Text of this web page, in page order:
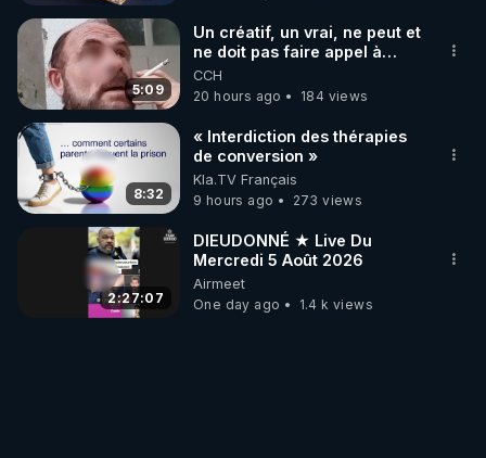
5:09
Un créatif, un vrai, ne peut et
ne doit pas faire appel à
l'intelligence artificielle
CCH
20 hours ago
184 views
8:32
« Interdiction des thérapies
de conversion »
Kla.TV Français
9 hours ago
273 views
2:27:07
DIEUDONNÉ ★ Live Du
Mercredi 5 Août 2026
Airmeet
One day ago
1.4 k views